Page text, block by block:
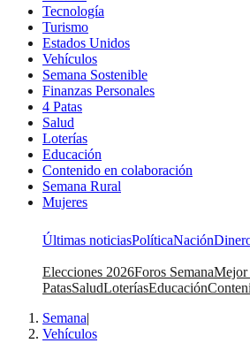
Tecnología
Turismo
Estados Unidos
Vehículos
Semana Sostenible
Finanzas Personales
4 Patas
Salud
Loterías
Educación
Contenido en colaboración
Semana Rural
Mujeres
Últimas noticiasPolíticaNación
Elecciones 2026Foros SemanaMejor
PatasSaludLoteríasEducación
Semana|
Vehículos